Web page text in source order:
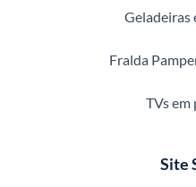
Geladeiras
Fralda
TVs em
Site